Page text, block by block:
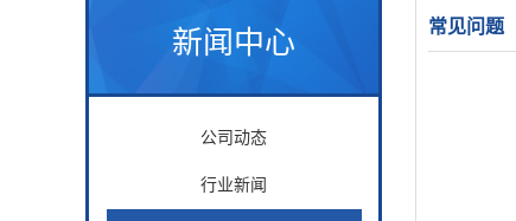
新闻中心
公司动态
行业新闻
常见问题